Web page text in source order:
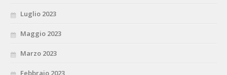
Luglio 2023
Maggio 2023
Marzo 2023
Febbraio 2023